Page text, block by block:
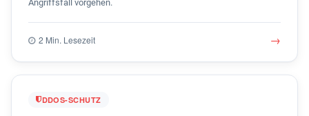
Angriffsfall vorgehen.
2 Min. Lesezeit →
DDOS-SCHUTZ